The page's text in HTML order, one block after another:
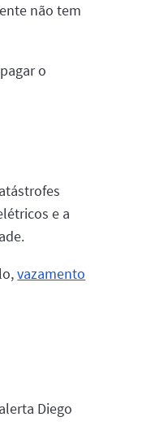
não tem
o
e a
vazamento
Diego